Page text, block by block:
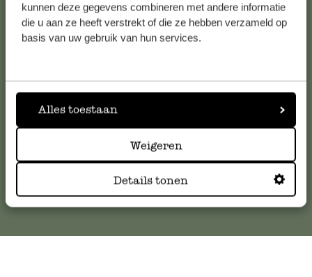
kunnen deze gegevens combineren met andere informatie
die u aan ze heeft verstrekt of die ze hebben verzameld op
basis van uw gebruik van hun services.
Alles toestaan
Weigeren
Details tonen
Klantenservice
Voor vragen, tips of hulp kun je contact opnemen met onze
meestgestelde vragen.
Online Klantenservice